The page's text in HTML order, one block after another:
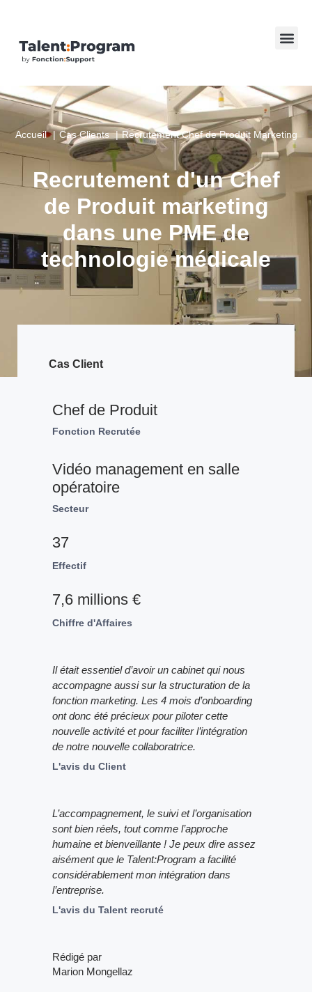
Accueil Cas Clients Recrutement Chef de Produit Marketing
Recrutement d'un Chef
de Produit marketing
dans une PME de
technologie médicale
Cas Client
Chef de Produit
Fonction Recrutée
Vidéo management en salle
opératoire
Secteur
37
Effectif
7,6 millions €
Chiffre d'Affaires
Il était essentiel d’avoir un cabinet qui nous
accompagne aussi sur la structuration de la
fonction marketing. Les 4 mois d’onboarding
ont donc été précieux pour piloter cette
nouvelle activité et pour faciliter l’intégration
de notre nouvelle collaboratrice.
L'avis du Client
L’accompagnement, le suivi et l’organisation
sont bien réels, tout comme l’approche
humaine et bienveillante ! Je peux dire assez
aisément que le Talent:Program a facilité
considérablement mon intégration dans
l’entreprise.
L'avis du Talent recruté
Rédigé par
Marion Mongellaz